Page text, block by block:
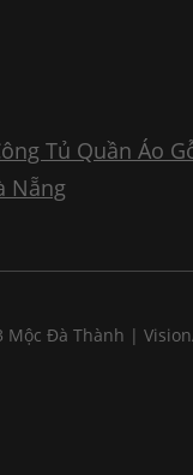
Tủ Quần Áo
Nẵng
Mộc Đà Thành |